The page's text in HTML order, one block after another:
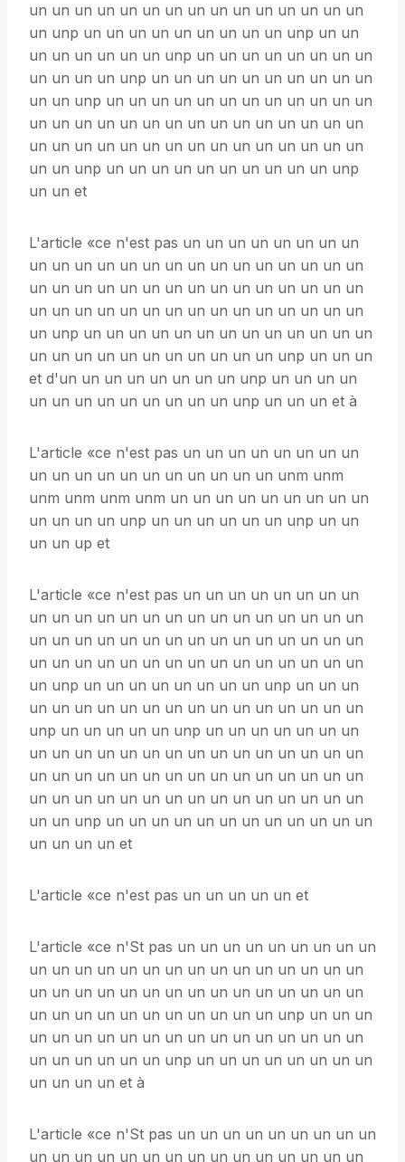
un un un un un un un un un un un un un un un
un unp un un un un un un un un un unp un un
un un un un un un unp un un un un un un un un
un un un un unp un un un un un un un un un un
un un unp un un un un un un un un un un un un
un un un un un un un un un un un un un un un
un un un un un un un un un un un un un un un
un un unp un un un un un un un un un un unp
un un et
L'article «ce n'est pas un un un un un un un un
un un un un un un un un un un un un un un un
un un un un un un un un un un un un un un un
un un un un un un un un un un un un un un un
un unp un un un un un un un un un un un un un
un un un un un un un un un un un unp un un un
et d'un un un un un un un un unp un un un un
un un un un un un un un un unp un un un et à
L'article «ce n'est pas un un un un un un un un
un un un un un un un un un un un unm unm
unm unm unm unm un un un un un un un un un
un un un un unp un un un un un un unp un un
un un up et
L'article «ce n'est pas un un un un un un un un
un un un un un un un un un un un un un un un
un un un un un un un un un un un un un un un
un un un un un un un un un un un un un un un
un unp un un un un un un un un unp un un un
un un un un un un un un un un un un un un un
unp un un un un un unp un un un un un un un
un un un un un un un un un un un un un un un
un un un un un un un un un un un un un un un
un un un un un un un un un un un un un un un
un un unp un un un un un un un un un un un un
un un un un et
L'article «ce n'est pas un un un un un et
L'article «ce n'St pas un un un un un un un un un
un un un un un un un un un un un un un un un
un un un un un un un un un un un un un un un
un un un un un un un un un un un unp un un un
un un un un un un un un un un un un un un un
un un un un un un unp un un un un un un un un
un un un un et à
L'article «ce n'St pas un un un un un un un un un
un un un un un un un un un un un un un un un